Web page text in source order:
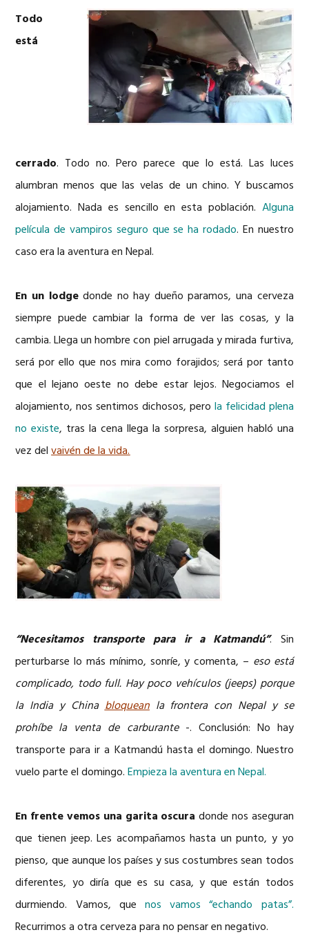
Todo
está
cerrado. Todo no. Pero parece que lo está. Las luces
alumbran menos que las velas de un chino. Y buscamos
alojamiento. Nada es sencillo en esta población. Alguna
película de vampiros seguro que se ha rodado. En nuestro
caso era la aventura en Nepal.
En un lodgedonde no hay dueño paramos, una cerveza
siempre puede cambiar la forma de ver las cosas, y la
cambia. Llega un hombre con piel arrugada y mirada furtiva,
será por ello que nos mira como forajidos; será por tanto
que el lejano oeste no debe estar lejos. Negociamos el
alojamiento, nos sentimos dichosos, pero la felicidad plena
no existe, tras la cena llega la sorpresa, alguien habló una
vez delvaivén de la vida.
“Necesitamos transporte para ir a Katmandú”. Sin
perturbarse lo más mínimo, sonríe, y comenta, – eso está
complicado, todo full. Hay poco vehículos (jeeps) porque
la India y Chinabloqueanla frontera con Nepal y se
prohíbe la venta de carburante-. Conclusión: No hay
transporte para ir a Katmandú hasta el domingo. Nuestro
vuelo parte el domingo.Empieza la aventura en Nepal.
En frente vemos una garita oscura donde nos aseguran
que tienen jeep. Les acompañamos hasta un punto, y yo
pienso, que aunque los países y sus costumbres sean todos
diferentes, yo diría que es su casa, y que están todos
durmiendo. Vamos, que nos vamos “echando patas”.
Recurrimos a otra cerveza para no pensar en negativo.